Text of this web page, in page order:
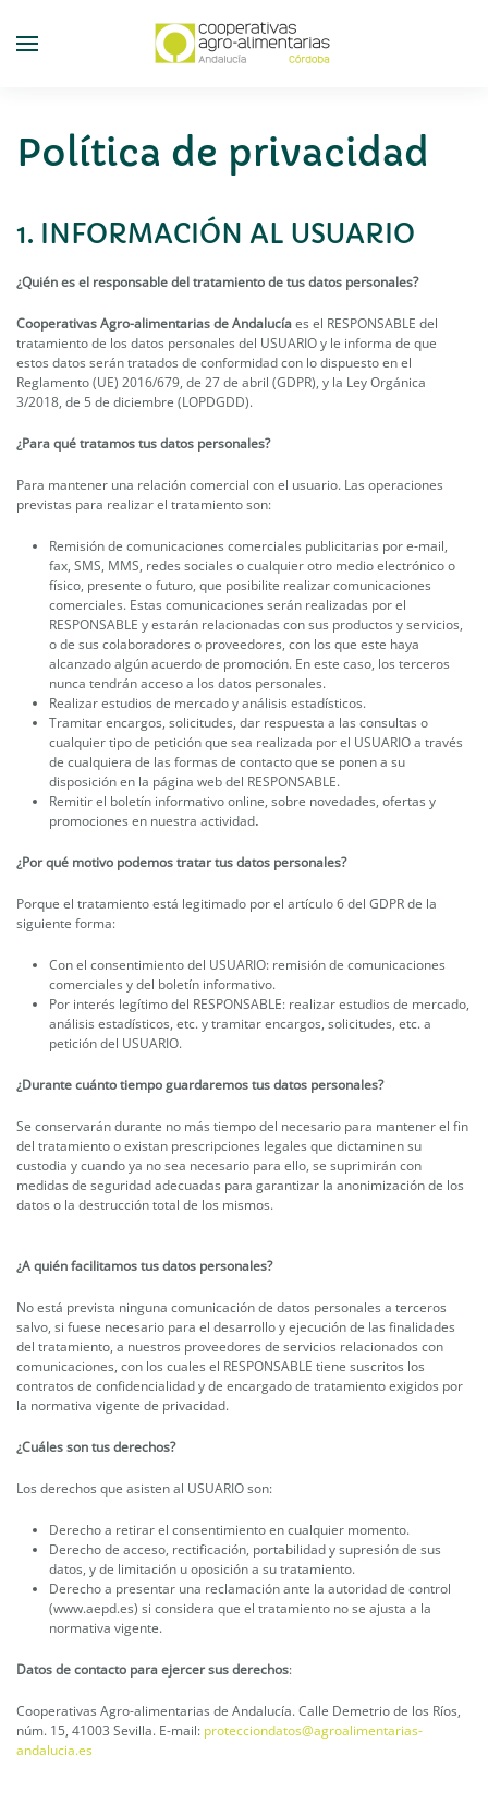
content
Política de privacidad
1. INFORMACIÓN AL USUARIO
¿Quién es el responsable del tratamiento de tus datos personales?
Cooperativas Agro-alimentarias de Andalucíaes el RESPONSABLE del
tratamiento de los datos personales del USUARIO y le informa de que
estos datos serán tratados de conformidad con lo dispuesto en el
Reglamento (UE) 2016/679, de 27 de abril (GDPR), y la Ley Orgánica
3/2018, de 5 de diciembre (LOPDGDD).
¿Para qué tratamos tus datos personales?
Para mantener una relación comercial con el usuario. Las operaciones
previstas para realizar el tratamiento son:
Remisión de comunicaciones comerciales publicitarias por e-mail,
fax, SMS, MMS, redes sociales o cualquier otro medio electrónico o
físico, presente o futuro, que posibilite realizar comunicaciones
comerciales. Estas comunicaciones serán realizadas por el
RESPONSABLE y estarán relacionadas con sus productos y servicios,
o de sus colaboradores o proveedores, con los que este haya
alcanzado algún acuerdo de promoción. En este caso, los terceros
nunca tendrán acceso a los datos personales.
Realizar estudios de mercado y análisis estadísticos.
Tramitar encargos, solicitudes, dar respuesta a las consultas o
cualquier tipo de petición que sea realizada por el USUARIO a través
de cualquiera de las formas de contacto que se ponen a su
disposición en la página web del RESPONSABLE.
Remitir el boletín informativo online, sobre novedades, ofertas y
promociones en nuestra actividad.
¿Por qué motivo podemos tratar tus datos personales?
Porque el tratamiento está legitimado por el artículo 6 del GDPR de la
siguiente forma:
Con el consentimiento del USUARIO: remisión de comunicaciones
comerciales y del boletín informativo.
Por interés legítimo del RESPONSABLE: realizar estudios de mercado,
análisis estadísticos, etc. y tramitar encargos, solicitudes, etc. a
petición del USUARIO.
¿Durante cuánto tiempo guardaremos tus datos personales?
Se conservarán durante no más tiempo del necesario para mantener el fin
del tratamiento o existan prescripciones legales que dictaminen su
custodia y cuando ya no sea necesario para ello, se suprimirán con
medidas de seguridad adecuadas para garantizar la anonimización de los
datos o la destrucción total de los mismos.
¿A quién facilitamos tus datos personales?
No está prevista ninguna comunicación de datos personales a terceros
salvo, si fuese necesario para el desarrollo y ejecución de las finalidades
del tratamiento, a nuestros proveedores de servicios relacionados con
comunicaciones, con los cuales el RESPONSABLE tiene suscritos los
contratos de confidencialidad y de encargado de tratamiento exigidos por
la normativa vigente de privacidad.
¿Cuáles son tus derechos?
Los derechos que asisten al USUARIO son:
Derecho a retirar el consentimiento en cualquier momento.
Derecho de acceso, rectificación, portabilidad y supresión de sus
datos, y de limitación u oposición a su tratamiento.
Derecho a presentar una reclamación ante la autoridad de control
(www.aepd.es) si considera que el tratamiento no se ajusta a la
normativa vigente.
Datos de contacto para ejercer sus derechos:
Cooperativas Agro-alimentarias de Andalucía. Calle Demetrio de los Ríos,
núm. 15, 41003 Sevilla. E-mail: protecciondatos@agroalimentarias-
andalucia.es